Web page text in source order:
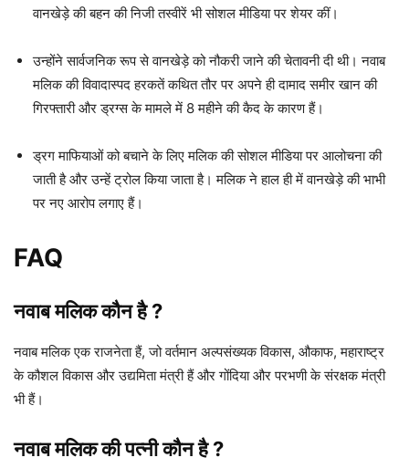
वानखेड़े की बहन की निजी तस्वीरें भी सोशल मीडिया पर शेयर कीं।
उन्होंने सार्वजनिक रूप से वानखेड़े को नौकरी जाने की चेतावनी दी थी। नवाब
मलिक की विवादास्पद हरकतें कथित तौर पर अपने ही दामाद समीर खान की
गिरफ्तारी और ड्रग्स के मामले में 8 महीने की कैद के कारण हैं।
ड्रग माफियाओं को बचाने के लिए मलिक की सोशल मीडिया पर आलोचना की
जाती है और उन्हें ट्रोल किया जाता है। मलिक ने हाल ही में वानखेड़े की भाभी
पर नए आरोप लगाए हैं।
FAQ
नवाब मलिक कौन है ?
नवाब मलिक एक राजनेता हैं, जो वर्तमान अल्पसंख्यक विकास, औकाफ, महाराष्ट्र
के कौशल विकास और उद्यमिता मंत्री हैं और गोंदिया और परभणी के संरक्षक मंत्री
भी हैं।
नवाब मलिक की पत्नी कौन है ?